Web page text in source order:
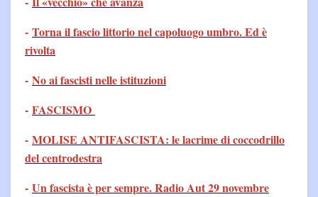
- Torna il fascio littorio nel capoluogo umbro. Ed è
rivolta
- No ai fascisti nelle istituzioni
- FASCISMO
- MOLISE ANTIFASCISTA: le lacrime di coccodrillo
del centrodestra
- Un fascista è per sempre. Radio Aut 29 novembre